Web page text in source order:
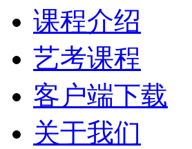
课程介绍
艺考课程
客户端下载
关于我们